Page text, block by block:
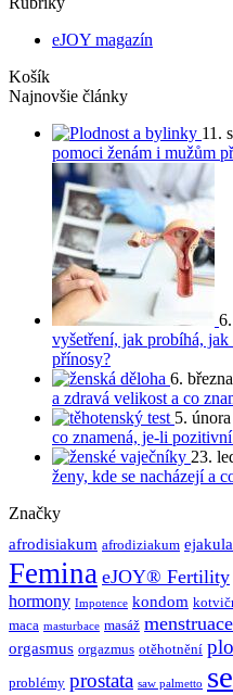
eJOY magazín
Košík
Najnovšie články
11.
pomoci ženám i mužům
vyšetření, jak probíhá, jak
přínosy?
6.
a zdravá velikost a co
5.
co znamená, je-li
23.
ženy, kde se nacházejí a
Značky
afrodisiakum afrodiziakum
Femina eJOY® Fertility
hormony Impotence kondom
maca masturbace masáž menstruace
orgasmus orgazmus otěhotnění
problémy prostata saw palmetto